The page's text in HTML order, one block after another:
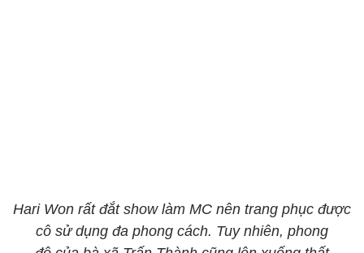
Hari Won rất đắt show làm MC nên trang phục được
cô sử dụng đa phong cách. Tuy nhiên, phong